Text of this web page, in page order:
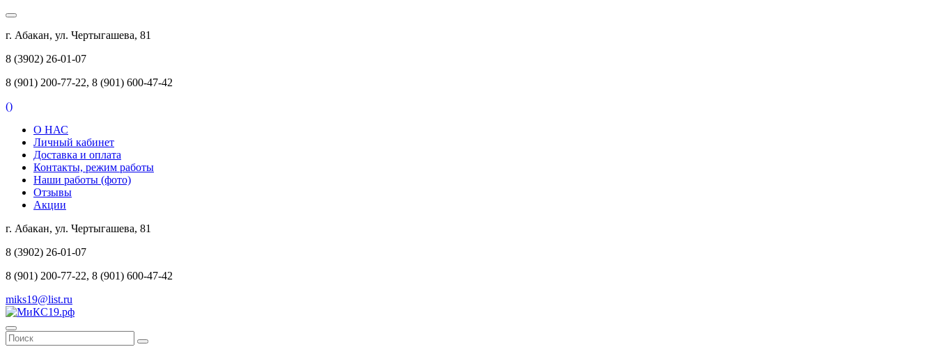
г. Абакан, ул. Чертыгашева, 81
8 (3902) 26-01-07
8 (901) 200-77-22, 8 (901) 600-47-42
()
О НАС
Личный кабинет
Доставка и оплата
Контакты, режим работы
Наши работы (фото)
Отзывы
Акции
г. Абакан, ул. Чертыгашева, 81
8 (3902) 26-01-07
8 (901) 200-77-22, 8 (901) 600-47-42
miks19@list.ru